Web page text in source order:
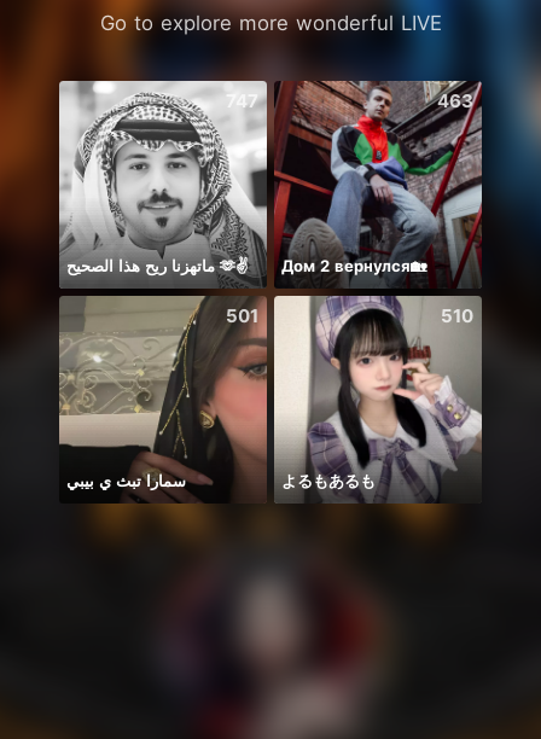
Go to explore more wonderful LIVE
747
ماتهزنا ريح هذا الصحيح 🫶✌️
463
Дом 2 вернулся🏡
501
سمارا تبث ي بيبي
510
よるもあるも